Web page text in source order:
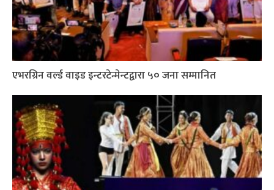
एभरग्रिन वर्ल्ड वाइड इन्टरटेन्मेन्टद्वारा ५० जना सम्मानित